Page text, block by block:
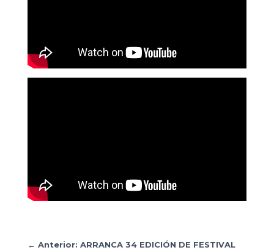
← Anterior: ARRANCA 34 EDICIÓN DE FESTIVAL